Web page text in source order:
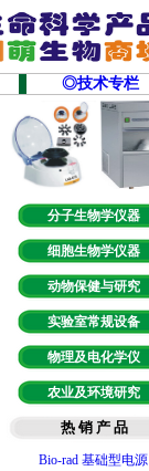
◎技术专栏
分子生物学仪器
细胞生物学仪器
动物保健与研究
实验室常规设备
物理及电化学仪
农业及环境研究
热 销 产 品
智能梯度PCR仪
T100型梯度PCR仪
实时荧光定量PCR
微量分光光度计
Bio-rad 基础型电源